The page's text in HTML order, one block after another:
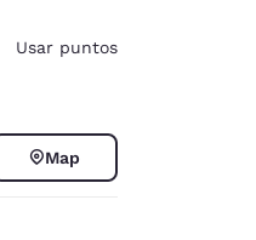
Usar puntos
Map